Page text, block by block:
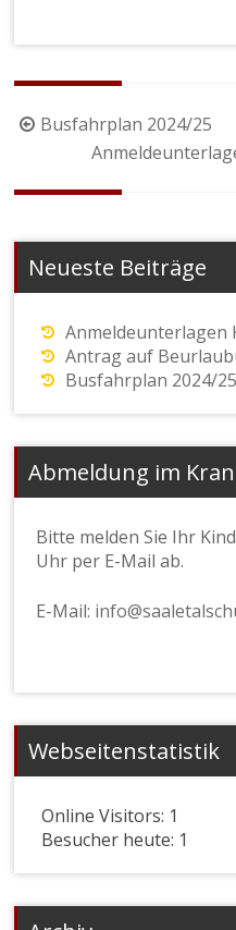
Beitragsnavigation
Busfahrplan 2024/25
Neueste Beiträge
Anmeldeunterlagen
Antrag auf
Busfahrplan 2024/25
Abmeldung im
Bitte melden Sie Ihr
Uhr per E-Mail ab.
E-Mail:
Webseitenstatistik
Online Visitors: 1
Besucher heute: 1